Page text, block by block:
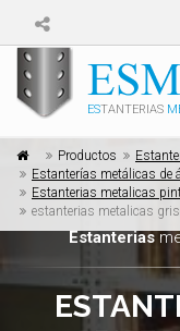
ESTANTERIAS
Productos
Estanterías metálicas de
Estanterias metalicas
estanterias metalicas
Estanterias